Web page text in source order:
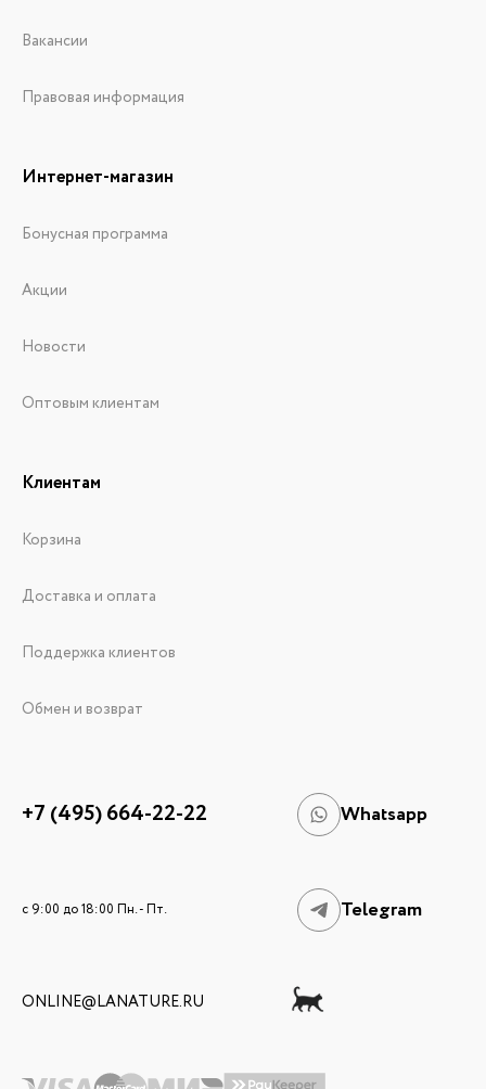
Вакансии
Правовая информация
Интернет-магазин
Бонусная программа
Акции
Новости
Оптовым клиентам
Клиентам
Корзина
Доставка и оплата
Поддержка клиентов
Обмен и возврат
+7 (495) 664-22-22 Whatsapp
c 9:00 до 18:00 Пн. - Пт. Telegram
ONLINE@LANATURE.RU